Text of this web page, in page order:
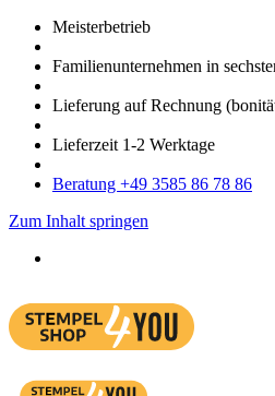
Meister­betrieb
Familien­unter­nehmen in
Lieferung auf Rech­nung
Liefer­zeit 1-2 Werk­tage
Bera­tung +49 3585 86 78 86
Zum Inhalt springen